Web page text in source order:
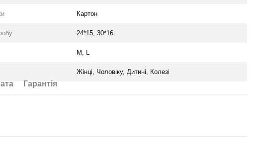
Картон
24*15, 30*16
M, L
Жінці, Чоловіку, Дитині, Колезі
Гарантія